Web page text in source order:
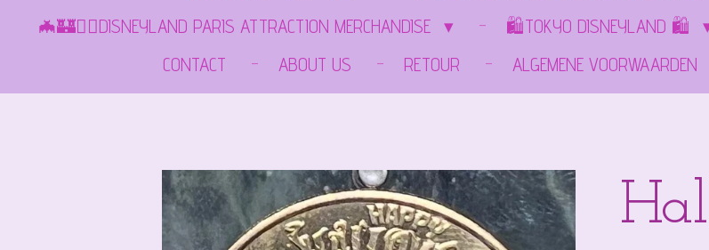
🦇🏰🏴‍☠️DISNEYLAND PARIS ATTRACTION MERCHANDISE
🛍️TOKYO DISNEYLAND 🛍️
CONTACT
ABOUT US RETOUR ALGEMENE VOORWAARDEN